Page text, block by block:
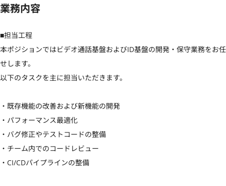
業務内容
■担当工程
本ポジションではビデオ通話基盤およびID基盤の開発・保守業務をお任
せします。
以下のタスクを主に担当いただきます。
・既存機能の改善および新機能の開発
・パフォーマンス最適化
・バグ修正やテストコードの整備
・チーム内でのコードレビュー
・CI/CDパイプラインの整備